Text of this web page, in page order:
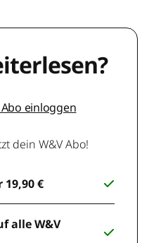
einloggen
dein W&V Abo!
€
alle W&V